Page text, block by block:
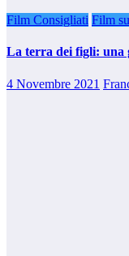
Film Consigliati Film
La terra dei figli: una
4 Novembre 2021